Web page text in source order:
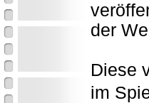
der
Diese
im